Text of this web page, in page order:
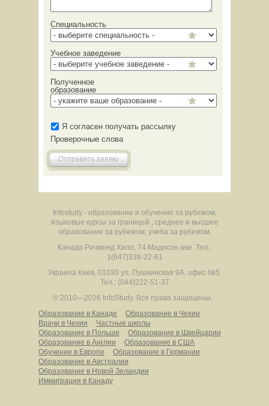
Специальность
Учебное заведение
Полученное
образование
Я согласен получать рассылку
Проверочные слова
Отправить заявку
Infostudy - образование и обучение за рубежом,
языковые курсы за границей , среднее и высшее
образование за рубежом, учеба за рубежом.
Канада Ричмонд Хилл, 74 Мадисон аве. Тел.:
1(647)338-22-61
Украина Киев, 01030 ул. Пушкинская 9А, офис №5.
Тел.: (044)222-51-37
© 2010—2026 InfoStudy. Все права защищены.
Образование в Канаде
Образование в Чехии
Врачи в Чехии
Частные школы
Образование в Польше
Образование в Швейцарии
Образование в Англии
Образование в США
Обучение в Европе
Образование в Германии
Образование в Австралии
Образование в Новой Зеландии
Иммиграция в Канаду